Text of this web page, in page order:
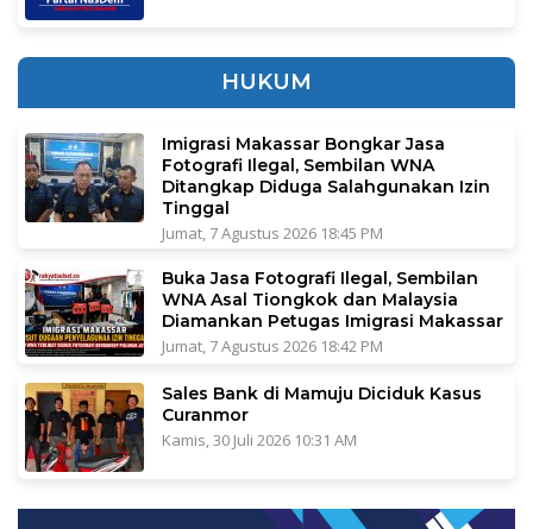
HUKUM
Imigrasi Makassar Bongkar Jasa
Fotografi Ilegal, Sembilan WNA
Ditangkap Diduga Salahgunakan Izin
Tinggal
Jumat, 7 Agustus 2026 18:45 PM
Buka Jasa Fotografi Ilegal, Sembilan
WNA Asal Tiongkok dan Malaysia
Diamankan Petugas Imigrasi Makassar
Jumat, 7 Agustus 2026 18:42 PM
Sales Bank di Mamuju Diciduk Kasus
Curanmor
Kamis, 30 Juli 2026 10:31 AM